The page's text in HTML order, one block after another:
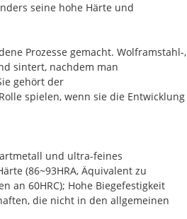
seine hohe Härte und
Prozesse gemacht. Wolframstahl-,
sintert, nachdem man
gehört der
spielen, wenn sie die Entwicklung
und ultra-feines
(86~93HRA, Äquivalent zu
an 60HRC); Hohe Biegefestigkeit
die nicht in den allgemeinen